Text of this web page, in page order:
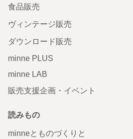
食品販売
ヴィンテージ販売
ダウンロード販売
minne PLUS
minne LAB
販売支援企画・イベント
読みもの
minneとものづくりと